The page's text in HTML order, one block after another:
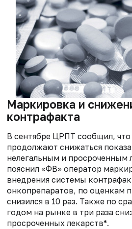
Маркировка и
контрафакта
В сентябре ЦРПТ сообщил, что
продолжают снижаться
нелегальным и просроченным
пояснил «ФВ» оператор
внедрения системы
онкопрепаратов, по оценкам
снизился в 10 раз. Также по
годом на рынке в три раза
просроченных лекарств*.